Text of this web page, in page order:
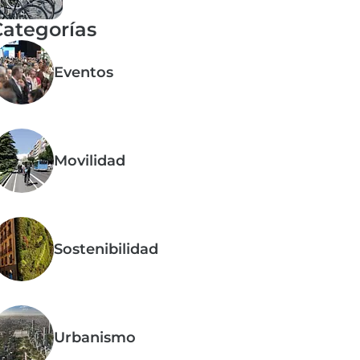
Eventos
Movilidad
Sostenibilidad
Urbanismo